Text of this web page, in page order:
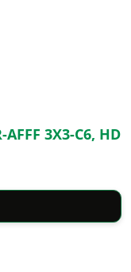
3X3-C6, HD